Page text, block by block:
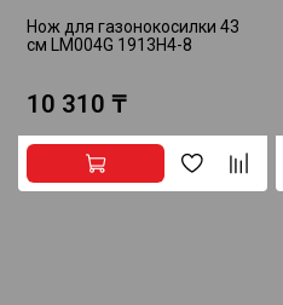
Нож для газонокосилки 43
см LM004G 1913H4-8
10 310 ₸